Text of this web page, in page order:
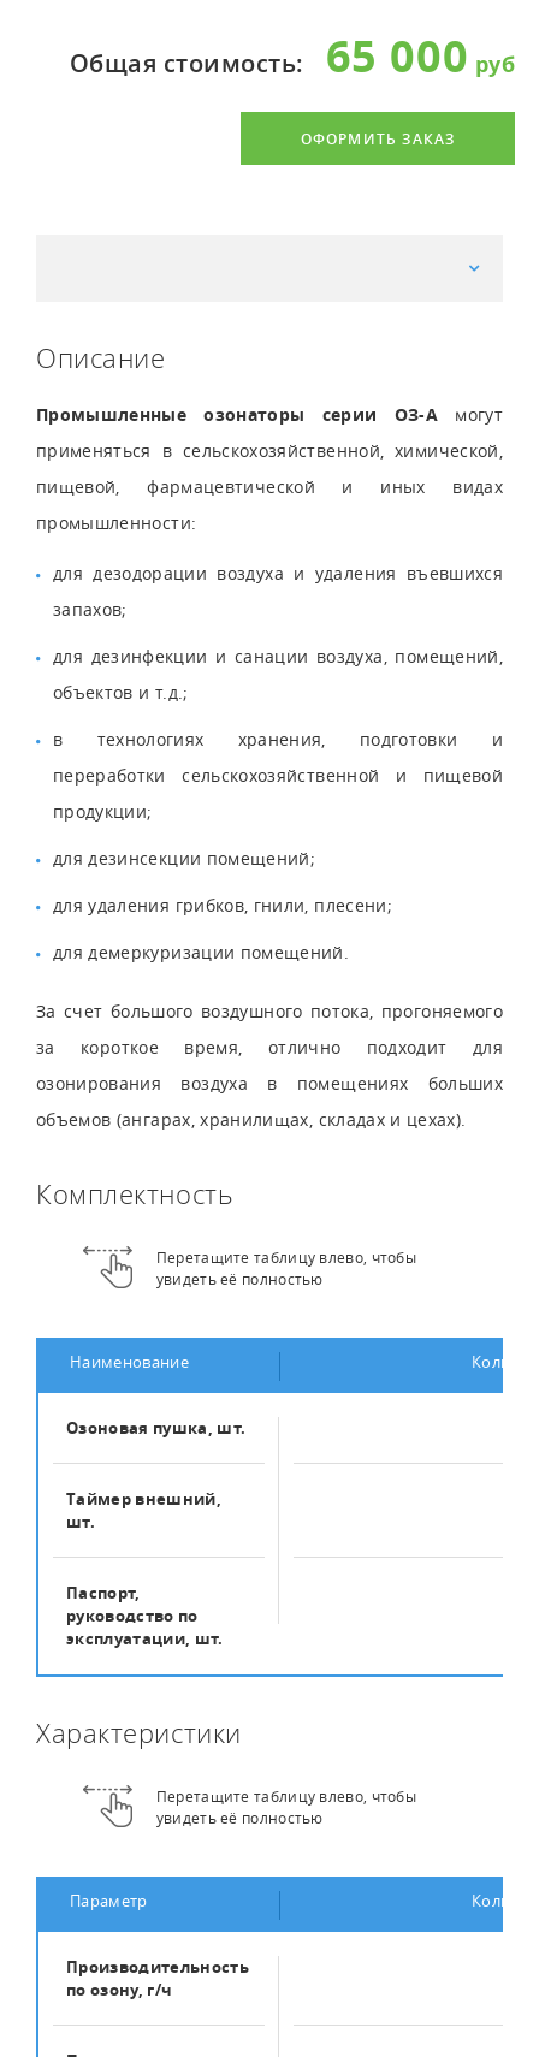
Общая стоимость: 65 000
ОФОРМИТЬ ЗАКАЗ
Описание
Промышленные озонаторы серии ОЗ-А могут
применяться в сельскохозяйственной, химической,
пищевой, фармацевтической и иных видах
промышленности:
для дезодорации воздуха и удаления въевшихся
запахов;
для дезинфекции и санации воздуха, помещений,
объектов и т.д.;
в технологиях хранения, подготовки и
переработки сельскохозяйственной и пищевой
продукции;
для дезинсекции помещений;
для удаления грибков, гнили, плесени;
для демеркуризации помещений.
За счет большого воздушного потока, прогоняемого
за короткое время, отлично подходит для
озонирования воздуха в помещениях больших
объемов (ангарах, хранилищах, складах и цехах).
Комплектность
Перетащите таблицу влево, чтобы
увидеть её полностью
Наименование
Озоновая пушка, шт.
Таймер внешний,
шт.
Паспорт,
руководство по
эксплуатации, шт.
Характеристики
Перетащите таблицу влево, чтобы
увидеть её полностью
Параметр
Производительность
по озону, г/ч